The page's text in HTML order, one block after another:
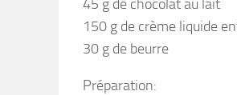
45 g de chocolat au lait
150 g de crème liquide
30 g de beurre
Préparation: